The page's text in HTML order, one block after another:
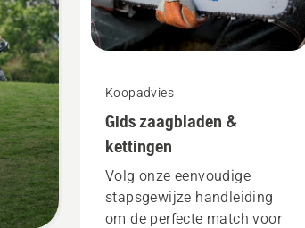
Koopadvies
Gids zaagbladen &
kettingen
Volg onze eenvoudige
stapsgewijze handleiding
om de perfecte match voor